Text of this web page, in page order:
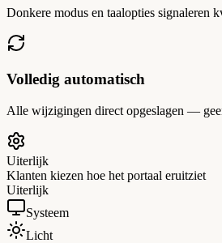
Donkere modus en taalopties signaleren
Volledig automatisch
Alle wijzigingen direct opgeslagen —
Uiterlijk
Klanten kiezen hoe het portaal eruitziet
Uiterlijk
Systeem
Licht